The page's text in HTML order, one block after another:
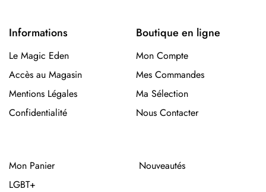
Informations
Le Magic Eden
Accès au Magasin
Mentions Légales
Confidentialité
Boutique en ligne
Mon Compte
Mes Commandes
Ma Sélection
Nous Contacter
Mon Panier
Nouveautés
LGBT+